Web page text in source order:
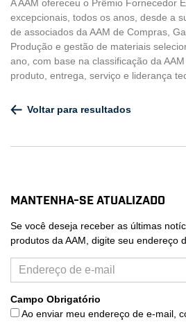
A AAM ofereceu o Prêmio Fornecedor
excepcionais, todos os anos, desde a
de associados da AAM de Compras,
Produção e gestão de materiais
ano, com base na classificação da
produto, entrega, serviço e liderança
Voltar para resultados
Mantenha-se atualizado
Se você deseja receber as últimas
produtos da AAM, digite seu endereço
Campo Obrigatório
Ao enviar meu endereço de e-mail,